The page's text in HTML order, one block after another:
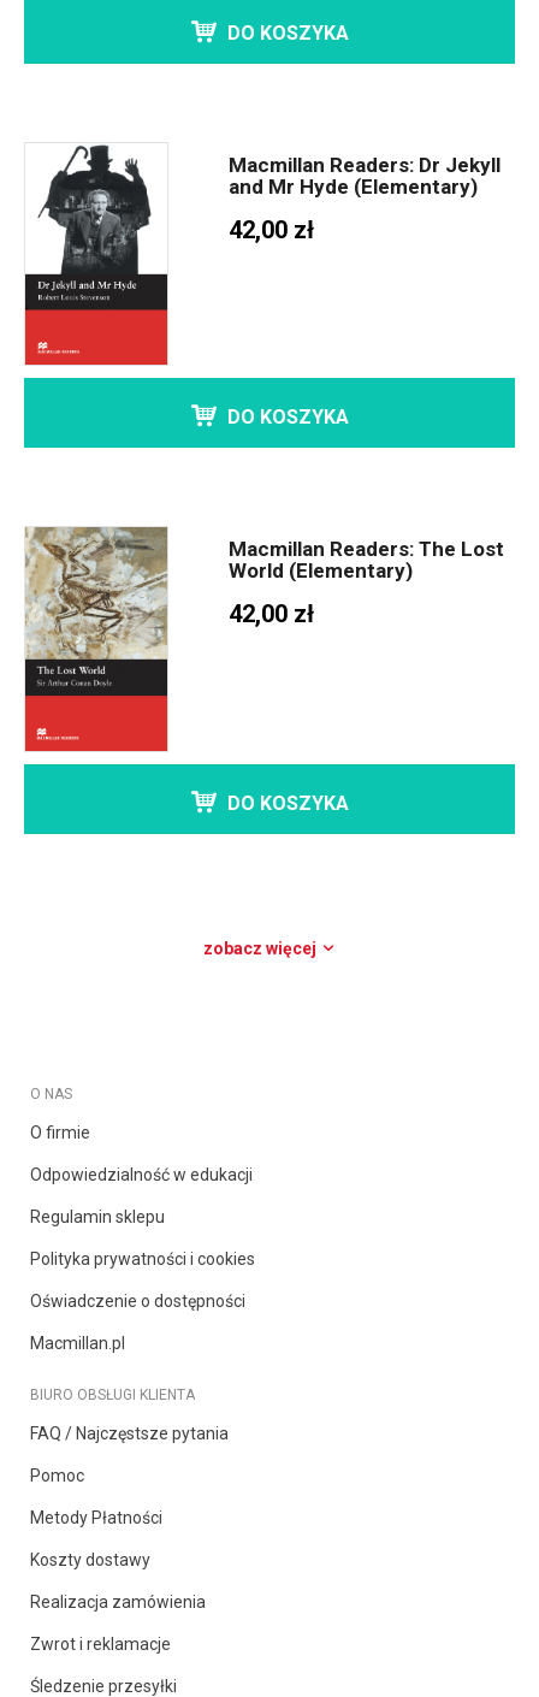
DO KOSZYKA
Macmillan Readers: Dr Jekyll
and Mr Hyde (Elementary)
42,00 zł
DO KOSZYKA
Macmillan Readers: The Lost
World (Elementary)
42,00 zł
DO KOSZYKA
zobacz więcej
O NAS
O firmie
Odpowiedzialność w edukacji
Regulamin sklepu
Polityka prywatności i cookies
Oświadczenie o dostępności
Macmillan.pl
BIURO OBSŁUGI KLIENTA
FAQ / Najczęstsze pytania
Pomoc
Metody Płatności
Koszty dostawy
Realizacja zamówienia
Zwrot i reklamacje
Śledzenie przesyłki